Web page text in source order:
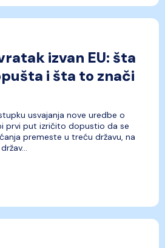
izvan EU: šta
i šta to znači
usvajanja nove uredbe o
prvi put izričito dopustio da se
premeste u treću državu, na